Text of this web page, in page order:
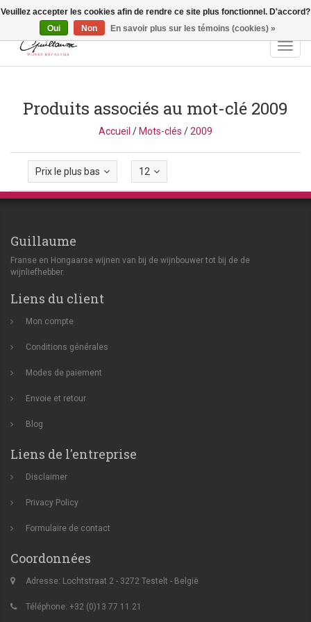
Vragen? Bel ons: +32 (0)13 - 77 11 21 - Winkel: Lochtstraat 2,
3272 Testelt -info@guillaumewijnen.be
Produits associés au mot-clé 2009
Accueil /Mots-clés /2009
Prix le plus bas 12
Guillaume
Franse en Hongaarse wijnen van bij de wijnbouwer tot bij de de
wijnliefhebber.
Liens du client
Mon compte
Conditions générales
Modes de paiement
Envoie et retour
Blog
Liens de l'entreprise
Disclaimer
Privacy Policy
Formulaire de contact
Coordonnées
Adresse: Lochtstraat 2 - 3272 Testelt - België
Téléphone: +32 (0)13 77 11 21
Veuillez accepter les cookies afin de rendre ce site plus fonctionnel. D'accord?
Oui
Non En savoir plus sur les témoins (cookies) »